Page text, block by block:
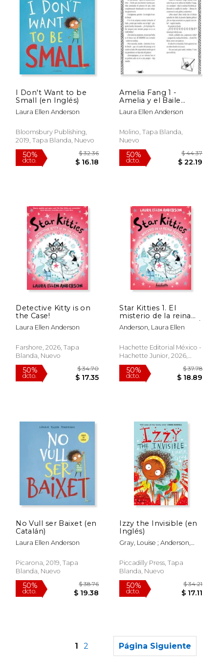
50%
dcto.
50%
dcto. $
50%
dcto. $ 19.69
50%
dcto.
dcto. $ 17.35 dcto.
I Don't Want to be
Small (en Inglés)
Laura Ellen Anderson
Bloomsbury Publishing,
2019, Tapa Blanda, Nuevo
Amelia Fang 1 -
Amelia y el Baile
Barbárico
Laura Ellen Anderson
Molino, Tapa Blanda,
Nuevo
Detective Kitty is on
the Case!
Laura Ellen Anderson
Farshore, 2026, Tapa
Blanda, Nuevo
Star Kitties 1. El
misterio de la reina
perdida (en Español /
Castellano)
Anderson, Laura Ellen
Hachette Editorial México -
Hachette Junior, 2026,
Libro De Pasta Blanda
(paperback), Nuevo
No Vull ser Baixet (en
Catalán)
Laura Ellen Anderson
Picarona, 2019, Tapa
Blanda, Nuevo
Izzy the Invisible (en
Inglés)
Gray, Louise ; Anderson,
Piccadilly Press, Tapa
Blanda, Nuevo
1 2 Página Siguiente